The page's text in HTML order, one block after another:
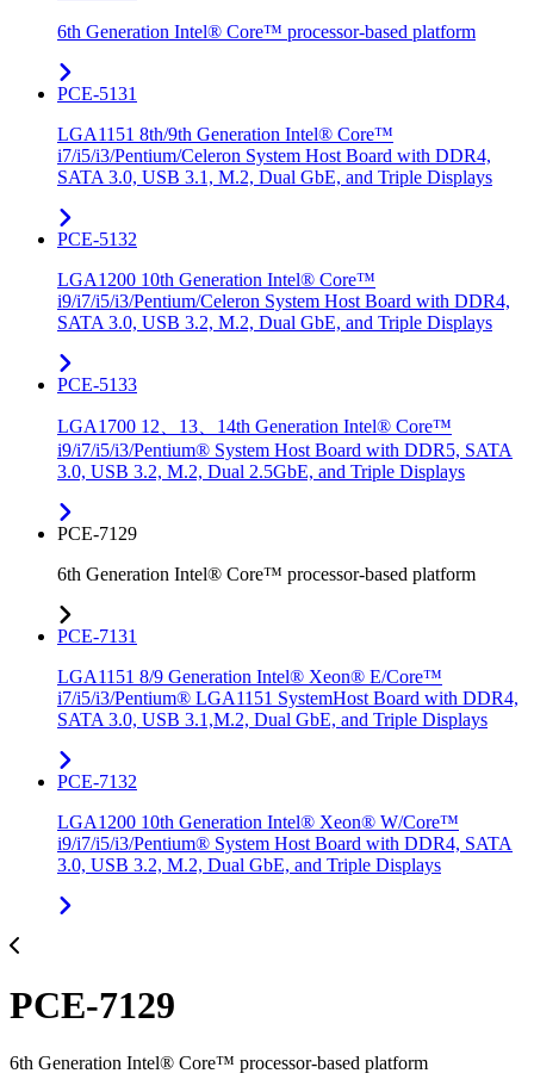
6th Generation Intel® Core™ processor-based platform
PCE-5131
LGA1151 8th/9th Generation Intel® Core™
i7/i5/i3/Pentium/Celeron System Host Board with DDR4,
SATA 3.0, USB 3.1, M.2, Dual GbE, and Triple Displays
PCE-5132
LGA1200 10th Generation Intel® Core™
i9/i7/i5/i3/Pentium/Celeron System Host Board with DDR4,
SATA 3.0, USB 3.2, M.2, Dual GbE, and Triple Displays
PCE-5133
LGA1700 12、13、14th Generation Intel® Core™
i9/i7/i5/i3/Pentium® System Host Board with DDR5, SATA
3.0, USB 3.2, M.2, Dual 2.5GbE, and Triple Displays
PCE-7129
6th Generation Intel® Core™ processor-based platform
PCE-7131
LGA1151 8/9 Generation Intel® Xeon® E/Core™
i7/i5/i3/Pentium® LGA1151 SystemHost Board with DDR4,
SATA 3.0, USB 3.1,M.2, Dual GbE, and Triple Displays
PCE-7132
LGA1200 10th Generation Intel® Xeon® W/Core™
i9/i7/i5/i3/Pentium® System Host Board with DDR4, SATA
3.0, USB 3.2, M.2, Dual GbE, and Triple Displays
PCE-7129
6th Generation Intel® Core™ processor-based platform